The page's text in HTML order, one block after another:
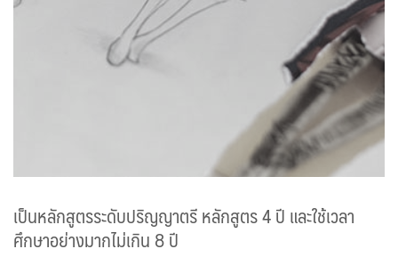
เป็นหลักสูตรระดับปริญญาตรี หลักสูตร 4 ปี และใช้เวลา
ศึกษาอย่างมากไม่เกิน 8 ปี